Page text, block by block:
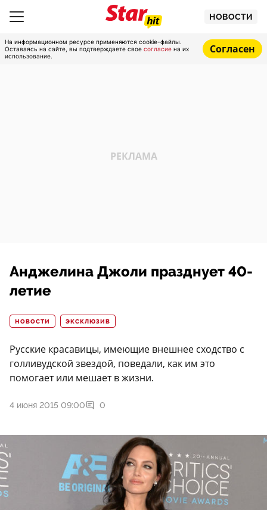
НОВОСТИ
На информационном ресурсе применяются cookie-файлы.
Оставаясь на сайте, вы подтверждаете свое согласие на их
использование.
Согласен
Анджелина Джоли празднует 40-
летие
НОВОСТИ ЭКСКЛЮЗИВ
Русские красавицы, имеющие внешнее сходство с
голливудской звездой, поведали, как им это
помогает или мешает в жизни.
4 июня 2015 09:00 0